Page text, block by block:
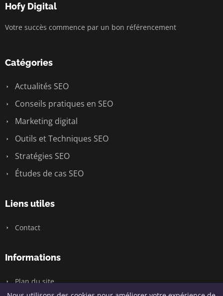
Hofy Digital
Votre succès commence par un bon référencement
Catégories
Actualités SEO
Conseils pratiques en SEO
Marketing digital
Outils et Techniques SEO
Stratégies SEO
Études de cas SEO
Liens utiles
Contact
Informations
Plan du site